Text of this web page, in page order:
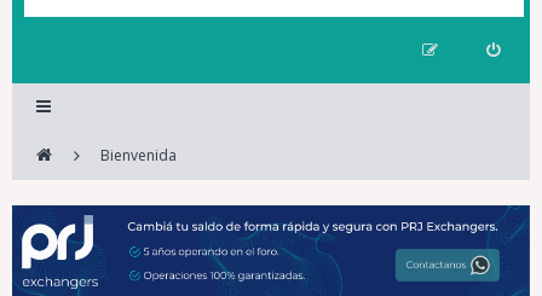
Bienvenida